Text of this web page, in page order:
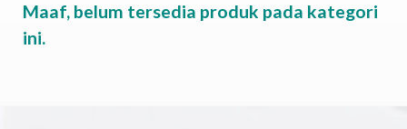
Maaf, belum tersedia produk pada kategori
ini.